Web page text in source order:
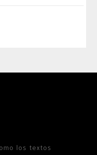
los textos